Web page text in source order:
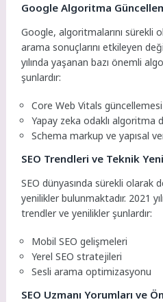
Google Algoritma
Google, algoritmalarını sürekli
arama sonuçlarını etkileyen
yılında yaşanan bazı önemli
şunlardır:
Core Web Vitals güncellemesi
Yapay zeka odaklı algoritma
Schema markup ve yapısal
SEO Trendleri ve Teknik
SEO dünyasında sürekli olarak
yenilikler bulunmaktadır. 2021
trendler ve yenilikler şunlardır:
Mobil SEO gelişmeleri
Yerel SEO stratejileri
Sesli arama optimizasyonu
SEO Uzmanı Yorumları ve